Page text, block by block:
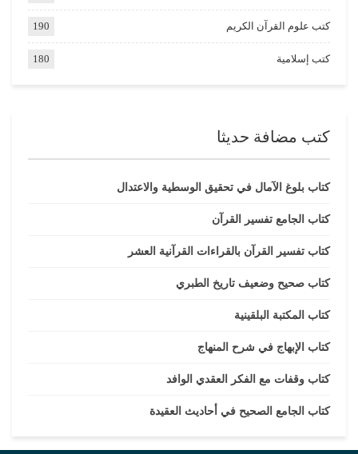
كتب علوم القرآن الكريم 190
كتب إسلامية 180
كتب مضافة حديثا
كتاب بلوغ الآمال في تحقيق الوسطية والاعتدال
كتاب الجامع تفسير القرآن
كتاب تفسير القرآن بالقراءات القرآنية العشر
كتاب صحيح وضعيف تاريخ الطبري
كتاب المكتبة البلقينية
كتاب الإبهاج في شرح المنهاج
كتاب وقفات مع الفكر العقدي الوافد
كتاب الجامع الصحيح في أحاديث العقيدة